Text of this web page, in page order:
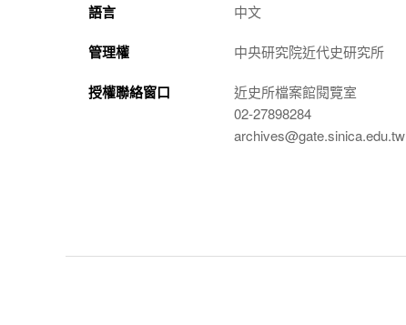
語言 中文
管理權 中央研究院近代史研究所
授權聯絡窗口
近史所檔案館閱覽室
02-27898284
archives@gate.sinica.edu.tw